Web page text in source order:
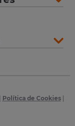
Política de Cookies|